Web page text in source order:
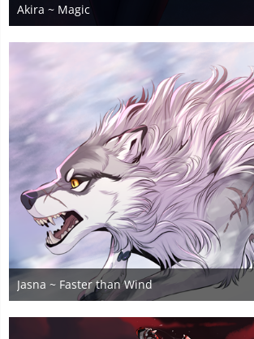
Akira ~ Magic
26. Mai 2026
4
Jasna ~ Faster than Wind
22. September 2025
6